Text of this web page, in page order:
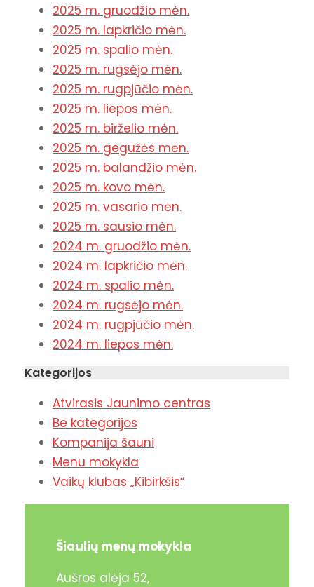
2025 m. gruodžio mėn.
2025 m. lapkričio mėn.
2025 m. spalio mėn.
2025 m. rugsėjo mėn.
2025 m. rugpjūčio mėn.
2025 m. liepos mėn.
2025 m. birželio mėn.
2025 m. gegužės mėn.
2025 m. balandžio mėn.
2025 m. kovo mėn.
2025 m. vasario mėn.
2025 m. sausio mėn.
2024 m. gruodžio mėn.
2024 m. lapkričio mėn.
2024 m. spalio mėn.
2024 m. rugsėjo mėn.
2024 m. rugpjūčio mėn.
2024 m. liepos mėn.
Kategorijos
Atvirasis Jaunimo centras
Be kategorijos
Kompanija šauni
Menu mokykla
Vaikų klubas „Kibirkšis“
Šiaulių menų mokykla
Aušros alėja 52,